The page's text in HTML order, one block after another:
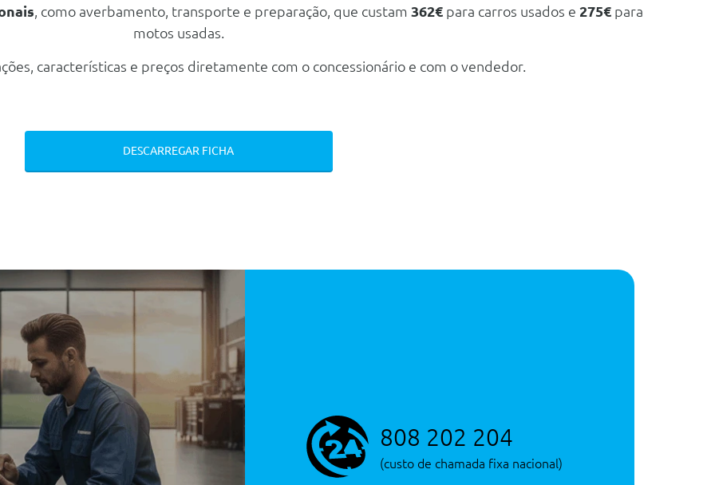
, como averbamento, transporte e preparação, que custam 362€para carros usados e 275€para
motos usadas.
características e preços diretamente com o concessionário e com o vendedor.
DESCARREGAR FICHA
808 202 204
(custo de chamada fixa nacional)